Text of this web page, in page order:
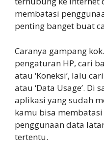
membatasi
penting banget buat
Caranya gampang
pengaturan HP, cari
atau ‘Koneksi’, lalu
atau ‘Data Usage’. Di
aplikasi yang sudah
kamu bisa
penggunaan data
tertentu.